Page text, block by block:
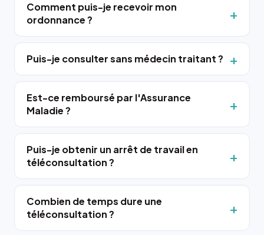
Comment puis-je recevoir mon
ordonnance ?
Puis-je consulter sans médecin traitant ?
Est-ce remboursé par l'Assurance
Maladie ?
Puis-je obtenir un arrêt de travail en
téléconsultation ?
Combien de temps dure une
téléconsultation ?